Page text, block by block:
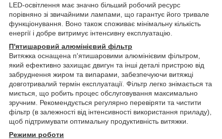
LED-освітлення має значно більший робочий ресурс
порівняно зі звичайними лампами, що гарантує його тривале
функціонування. Воно також споживає мінімальну кількість
енергії і добре витримує інтенсивну експлуатацію.
П'ятишаровий алюмінієвий фільтр
Витяжка оснащена п'ятишаровими алюмінієвим фільтром,
який ефективно захищає двигун та інші деталі пристрою від
забруднення жиром та випарами, забезпечуючи витяжці
довготривалий термін експлуатації. Фільтр легко знімається та
миється, що робить процес обслуговування максимально
зручним. Рекомендується регулярно перевіряти та чистити
фільтр (в залежності від інтенсивності використання приладу),
щоб підтримувати оптимальну продуктивність витяжки.
Режими роботи